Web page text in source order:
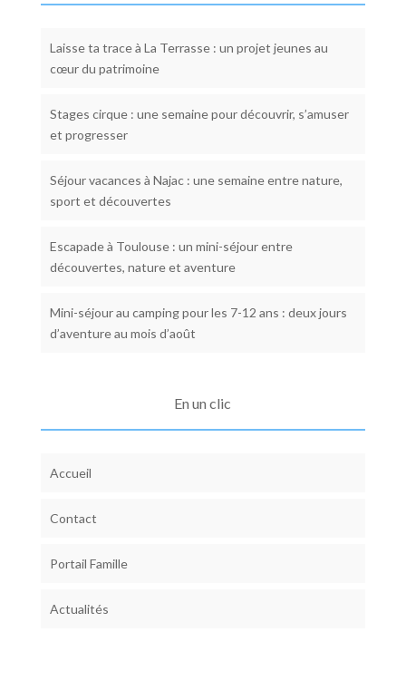
Laisse ta trace à La Terrasse : un projet jeunes au
cœur du patrimoine
Stages cirque : une semaine pour découvrir, s’amuser
et progresser
Séjour vacances à Najac : une semaine entre nature,
sport et découvertes
Escapade à Toulouse : un mini-séjour entre
découvertes, nature et aventure
Mini-séjour au camping pour les 7-12 ans : deux jours
d’aventure au mois d’août
En un clic
Accueil
Contact
Portail Famille
Actualités